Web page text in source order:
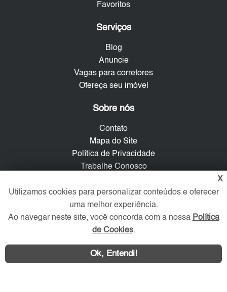
Favoritos
Serviços
Blog
Anuncie
Vagas para corretores
Ofereça seu imóvel
Sobre nós
Contato
Mapa do Site
Política de Privacidade
Trabalhe Conosco
Verificada por
Redes Sociais
X
Utilizamos cookies para personalizar conteúdos e oferecer
uma melhor experiência.
Ao navegar neste site, você concorda com a nossa Política
de Cookies.
Ok, Entendi!